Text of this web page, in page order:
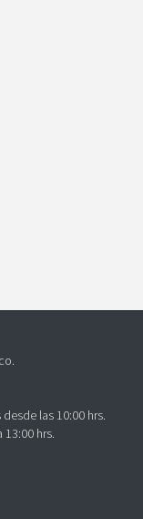
las 10:00 hrs.
13:00 hrs.